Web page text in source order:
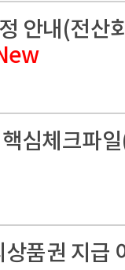
안내(전산
심체크파
품권 지급